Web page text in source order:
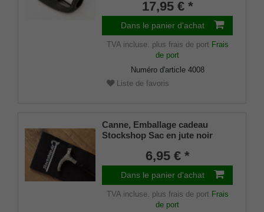
17,95 € *
Dans le panier d'achat
TVA incluse. plus frais de port Frais
de port
Numéro d'article 4008
Liste de favoris
Canne, Emballage cadeau
Stockshop Sac en jute noir
6,95 € *
Dans le panier d'achat
TVA incluse. plus frais de port Frais
de port